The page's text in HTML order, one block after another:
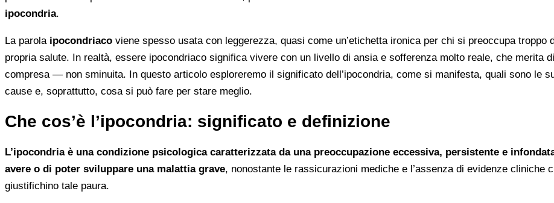
ipocondria.
La parola ipocondriaco viene spesso usata con leggerezza, quasi come un’etichetta ironica per chi si preoccupa troppo
propria salute. In realtà, essere ipocondriaco significa vivere con un livello di ansia e sofferenza molto reale, che merita
compresa — non sminuita. In questo articolo esploreremo il significato dell’ipocondria, come si manifesta, quali sono le
cause e, soprattutto, cosa si può fare per stare meglio.
Che cos’è l’ipocondria: significato e definizione
L’ipocondria è una condizione psicologica caratterizzata da una preoccupazione eccessiva, persistente e
avere o di poter sviluppare una malattia grave, nonostante le rassicurazioni mediche e l’assenza di evidenze cliniche
giustifichino tale paura.